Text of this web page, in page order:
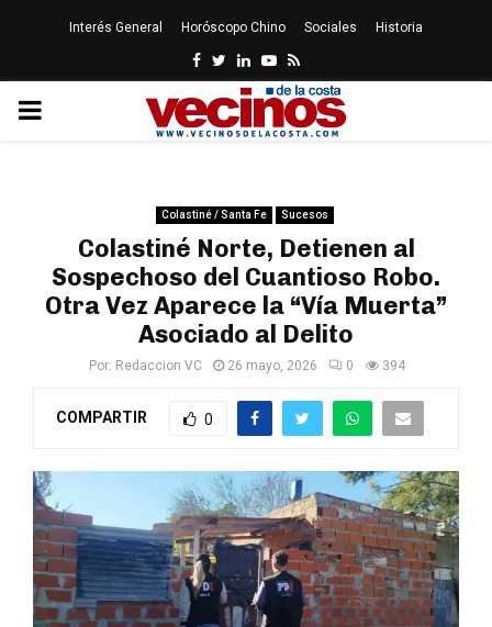
Interés General Horóscopo Chino Sociales Historia
Facebook
Twitter
LinkedinYoutube
Rss
PRIMARY
Colastiné / Santa Fe Sucesos
Colastiné Norte, Detienen al
Sospechoso del Cuantioso Robo.
Otra Vez Aparece la “Vía Muerta”
Asociado al Delito
Por: Redaccion VC 26 mayo, 2026 0 394
COMPARTIR 0